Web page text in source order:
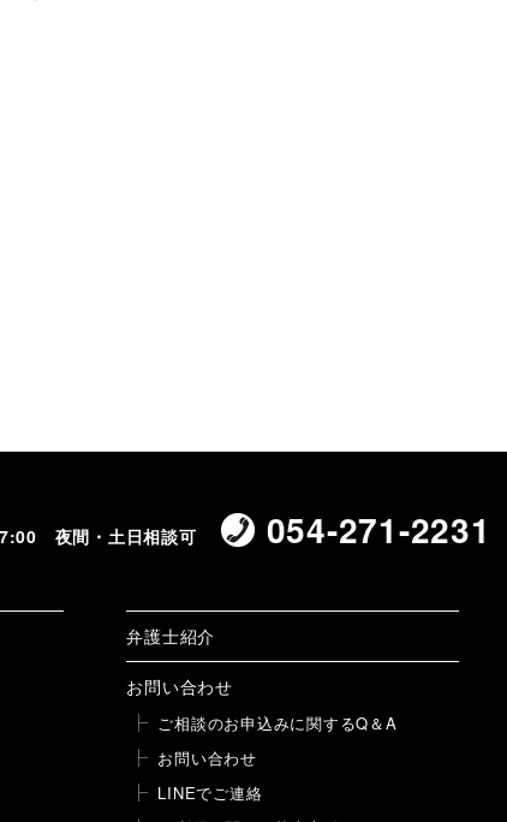
夜間・土日相談可 054-271-2231
弁護士紹介
お問い合わせ
ご相談のお申込みに関するQ＆A
お問い合わせ
LINEでご連絡